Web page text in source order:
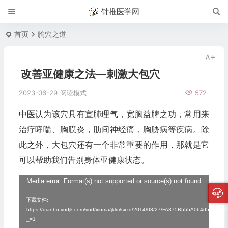
针推医学网
首页 腧穴之道
改善亚健康之法—刺激大包穴
2023-06-29 572
阅读模式
中医认为该穴具有宣肺理气，宽胸益脾之功，常用来
治疗哮喘、胸膜炎，肋间神经痛，胸胁病等疾病。除
此之外，大包穴还有一个非常重要的作用，那就是它
可以帮助我们告别身体亚健康状态。
Media error: Format(s) not supported or source(s) not found
下载文件:
https://dianbo.vodjk.com/vod/xinma/jklm/sxzd/2014/08/27/
_=1